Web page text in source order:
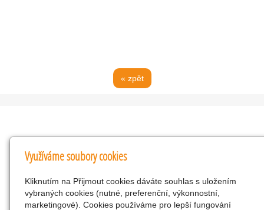
« zpět
Kontakty
KNK obchodní společnost s r.o.
Komenského 127, Žacléř, 542 01 Číslo účtu:
286293602/0300
Využíváme soubory cookies
Kliknutím na Přijmout cookies dáváte souhlas s uložením
vybraných cookies (nutné, preferenční, výkonnostní,
marketingové). Cookies používáme pro lepší fungování